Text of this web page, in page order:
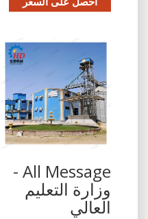
All Message -
وزارة التعليم
العالي